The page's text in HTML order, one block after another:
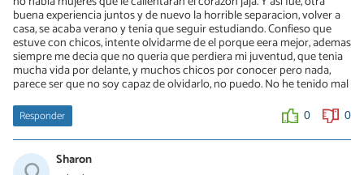
buena experiencia juntos y de nuevo la horrible separacion, volver a
casa, se acaba verano y tenia que seguir estudiando. Confieso que
estuve con chicos, intente olvidarme de el porque eera mejor, ademas
siempre me decia que no queria que perdiera mi juventud, que tenia
mucha vida por delante, y muchos chicos por conocer pero nada,
parece ser que no soy capaz de olvidarlo, no puedo. No he tenido mal
Responder 0 0
Sharon